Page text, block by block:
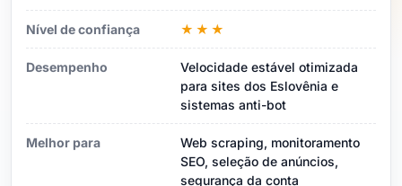
Nível de confiança ★★★
Desempenho
Velocidade estável otimizada
para sites dos Eslovênia e
sistemas anti-bot
Melhor para
Web scraping, monitoramento
SEO, seleção de anúncios,
segurança da conta